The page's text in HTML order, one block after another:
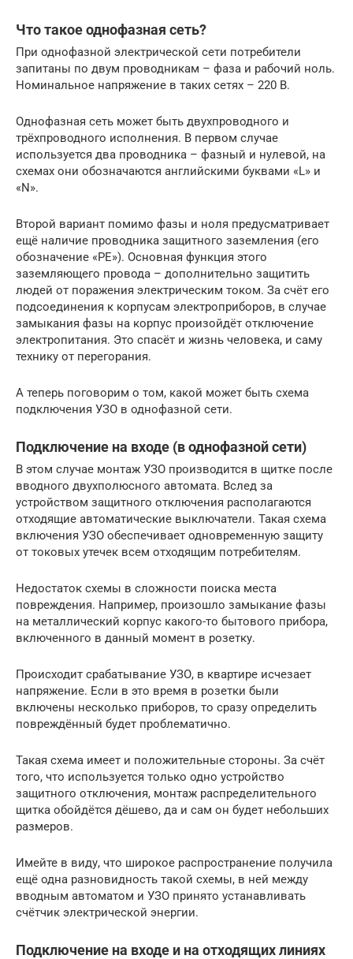
Что такое однофазная сеть?
При однофазной электрической сети потребители
запитаны по двум проводникам – фаза и рабочий ноль.
Номинальное напряжение в таких сетях – 220 В.
Однофазная сеть может быть двухпроводного и
трёхпроводного исполнения. В первом случае
используется два проводника – фазный и нулевой, на
схемах они обозначаются английскими буквами «L» и
«N».
Второй вариант помимо фазы и ноля предусматривает
ещё наличие проводника защитного заземления (его
обозначение «РЕ»). Основная функция этого
заземляющего провода – дополнительно защитить
людей от поражения электрическим током. За счёт его
подсоединения к корпусам электроприборов, в случае
замыкания фазы на корпус произойдёт отключение
электропитания. Это спасёт и жизнь человека, и саму
технику от перегорания.
А теперь поговорим о том, какой может быть схема
подключения УЗО в однофазной сети.
Подключение на входе (в однофазной сети)
В этом случае монтаж УЗО производится в щитке после
вводного двухполюсного автомата. Вслед за
устройством защитного отключения располагаются
отходящие автоматические выключатели. Такая схема
включения УЗО обеспечивает одновременную защиту
от токовых утечек всем отходящим потребителям.
Недостаток схемы в сложности поиска места
повреждения. Например, произошло замыкание фазы
на металлический корпус какого-то бытового прибора,
включенного в данный момент в розетку.
Происходит срабатывание УЗО, в квартире исчезает
напряжение. Если в это время в розетки были
включены несколько приборов, то сразу определить
повреждённый будет проблематично.
Такая схема имеет и положительные стороны. За счёт
того, что используется только одно устройство
защитного отключения, монтаж распределительного
щитка обойдётся дёшево, да и сам он будет небольших
размеров.
Имейте в виду, что широкое распространение получила
ещё одна разновидность такой схемы, в ней между
вводным автоматом и УЗО принято устанавливать
счётчик электрической энергии.
Подключение на входе и на отходящих линиях